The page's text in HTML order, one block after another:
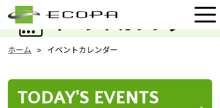
イベントカレンダー
EVENT
ホーム イベントカレンダー
TODAY'S EVENTS